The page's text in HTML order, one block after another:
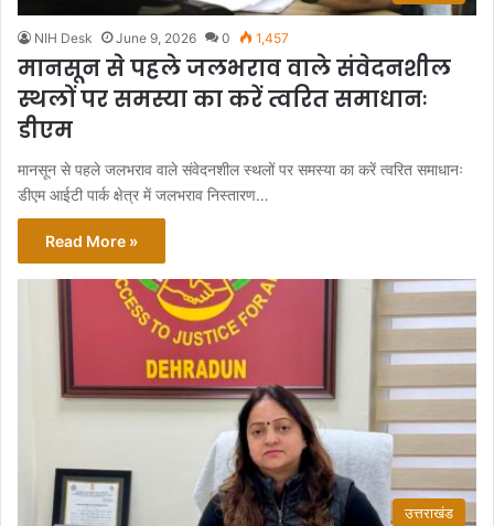
NIH Desk June 9, 2026 0 1,457
मानसून से पहले जलभराव वाले संवेदनशील
स्थलों पर समस्या का करें त्वरित समाधानः
डीएम
मानसून से पहले जलभराव वाले संवेदनशील स्थलों पर समस्या का करें त्वरित समाधानः
डीएम आईटी पार्क क्षेत्र में जलभराव निस्तारण…
Read More »
उत्तराखंड